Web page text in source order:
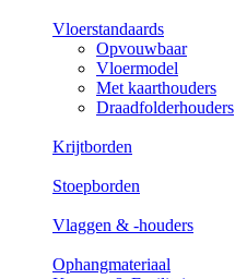
Vloerstandaards
Opvouwbaar
Vloermodel
Met kaarthouders
Draadfolderhouders
Krijtborden
Stoepborden
Vlaggen & -houders
Ophangmateriaal